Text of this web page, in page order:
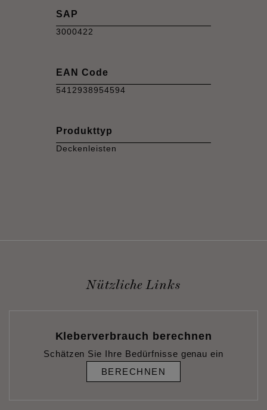
SAP
3000422
EAN Code
5412938954594
Produkttyp
Deckenleisten
Nützliche Links
Kleberverbrauch berechnen
Schätzen Sie Ihre Bedürfnisse genau ein
BERECHNEN